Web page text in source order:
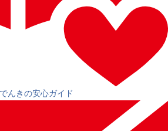
でんきの安心ガイド